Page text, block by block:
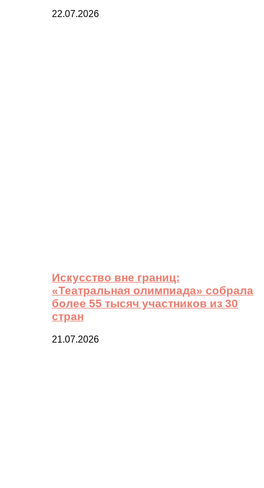
22.07.2026
Искусство вне границ:
«Театральная олимпиада» собрала
более 55 тысяч участников из 30
стран
21.07.2026